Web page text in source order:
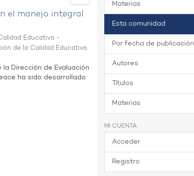
el manejo integral
Educativa -
de la Calidad Educativa
Dirección de Evaluación
ha sido desarrollado
Materias
Esta comunidad
Por fecha de publicación
Autores
Títulos
Materias
MI CUENTA
Acceder
Registro